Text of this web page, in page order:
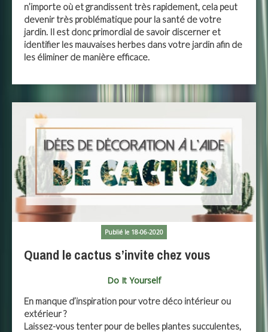
n’importe où et grandissent très rapidement, cela peut
devenir très problématique pour la santé de votre
jardin. Il est donc primordial de savoir discerner et
identifier les mauvaises herbes dans votre jardin afin de
les éliminer de manière efficace.
Publié le 18-06-2020
Quand le cactus s’invite chez vous
Do It Yourself
En manque d’inspiration pour votre déco intérieur ou
extérieur ?
Laissez-vous tenter pour de belles plantes succulentes,